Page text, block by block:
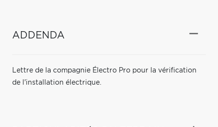
ADDENDA
Lettre de la compagnie Électro Pro pour la vérification
de l'installation électrique.